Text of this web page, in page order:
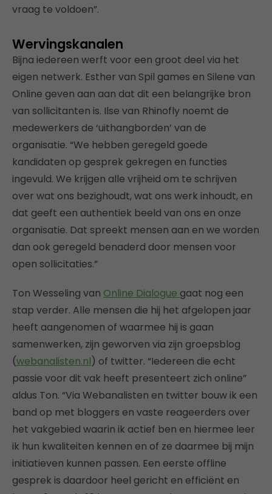
vraag te voldoen”.
Wervingskanalen
Bijna iedereen werft voor een groot deel via het
eigen netwerk. Esther van Spil games en Silene van
Online geven aan aan dat dit een belangrijke bron
van sollicitanten is. Ilse van Rhinofly noemt de
medewerkers de ‘uithangborden’ van de
organisatie. “We hebben geregeld goede
kandidaten op gesprek gekregen en functies
ingevuld. We krijgen alle vrijheid om te schrijven
over wat ons bezighoudt, wat ons werk inhoudt, en
dat geeft een authentiek beeld van ons en onze
organisatie. Dat spreekt mensen aan en we worden
dan ook geregeld benaderd door mensen voor
open sollicitaties.”
Ton Wesseling van Online Dialogue gaat nog een
stap verder. Alle mensen die hij het afgelopen jaar
heeft aangenomen of waarmee hij is gaan
samenwerken, zijn geworven via zijn groepsblog
(webanalisten.nl) of twitter. “Iedereen die echt
passie voor dit vak heeft presenteert zich online”
aldus Ton. “Via Webanalisten en twitter bouw ik een
band op met bloggers en vaste reageerders over
het vakgebied waarin ik actief ben en hiermee leer
ik hun kwaliteiten kennen en of ze daarmee bij mijn
initiatieven kunnen passen. Een eerste offline
gesprek is daardoor heel gericht en efficiënt en